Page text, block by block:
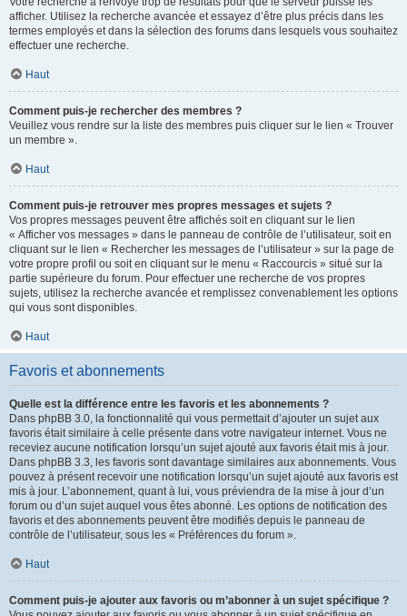
afficher. Utilisez la recherche avancée et essayez d’être plus précis dans les
termes employés et dans la sélection des forums dans lesquels vous souhaitez
effectuer une recherche.
Haut
Comment puis-je rechercher des membres ?
Veuillez vous rendre sur la liste des membres puis cliquer sur le lien « Trouver
un membre ».
Haut
Comment puis-je retrouver mes propres messages et sujets ?
Vos propres messages peuvent être affichés soit en cliquant sur le lien
« Afficher vos messages » dans le panneau de contrôle de l’utilisateur, soit en
cliquant sur le lien « Rechercher les messages de l’utilisateur » sur la page de
votre propre profil ou soit en cliquant sur le menu « Raccourcis » situé sur la
partie supérieure du forum. Pour effectuer une recherche de vos propres
sujets, utilisez la recherche avancée et remplissez convenablement les options
qui vous sont disponibles.
Haut
Favoris et abonnements
Quelle est la différence entre les favoris et les abonnements ?
Dans phpBB 3.0, la fonctionnalité qui vous permettait d’ajouter un sujet aux
favoris était similaire à celle présente dans votre navigateur internet. Vous ne
receviez aucune notification lorsqu’un sujet ajouté aux favoris était mis à jour.
Dans phpBB 3.3, les favoris sont davantage similaires aux abonnements. Vous
pouvez à présent recevoir une notification lorsqu’un sujet ajouté aux favoris est
mis à jour. L’abonnement, quant à lui, vous préviendra de la mise à jour d’un
forum ou d’un sujet auquel vous êtes abonné. Les options de notification des
favoris et des abonnements peuvent être modifiés depuis le panneau de
contrôle de l’utilisateur, sous les « Préférences du forum ».
Haut
Comment puis-je ajouter aux favoris ou m’abonner à un sujet spécifique ?